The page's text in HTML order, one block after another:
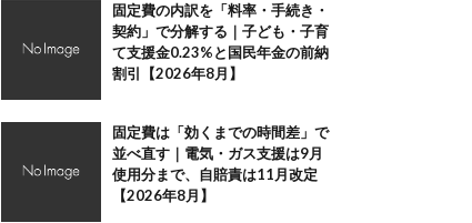
固定費の内訳を「料率・手続き・
契約」で分解する｜子ども・子育
て支援金0.23%と国民年金の前納
割引【2026年8月】
固定費は「効くまでの時間差」で
並べ直す｜電気・ガス支援は9月
使用分まで、自賠責は11月改定
【2026年8月】